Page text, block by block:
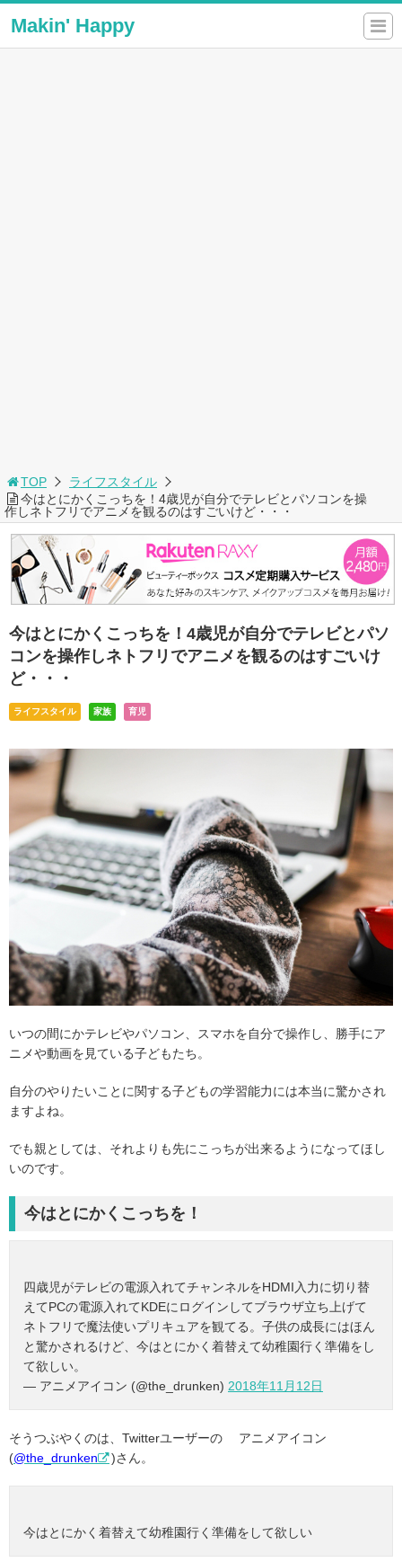
Makin' Happy
TOP
ライフスタイル
今はとにかくこっちを！4歳児が自分でテレビとパソコンを操
作しネトフリでアニメを観るのはすごいけど・・・
今はとにかくこっちを！4歳児が自分でテレビとパソ
コンを操作しネトフリでアニメを観るのはすごいけ
ど・・・
ライフスタイル 家族 育児
いつの間にかテレビやパソコン、スマホを自分で操作し、勝手にア
ニメや動画を見ている子どもたち。
自分のやりたいことに関する子どもの学習能力には本当に驚かされ
ますよね。
でも親としては、それよりも先にこっちが出来るようになってほし
いのです。
今はとにかくこっちを！
四歳児がテレビの電源入れてチャンネルをHDMI入力に切り替
えてPCの電源入れてKDEにログインしてブラウザ立ち上げて
ネトフリで魔法使いプリキュアを観てる。子供の成長にはほん
と驚かされるけど、今はとにかく着替えて幼稚園行く準備をし
て欲しい。
— アニメアイコン (@the_drunken) 2018年11月12日
そうつぶやくのは、Twitterユーザーの アニメアイコン
(@the_drunken )さん。
今はとにかく着替えて幼稚園行く準備をして欲しい